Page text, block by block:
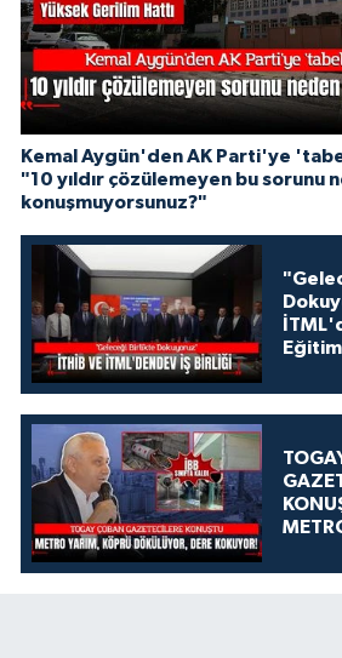
Kemal Aygün'den AK Parti'ye
"10 yıldır çözülemeyen bu sorunu
konuşmuyorsunuz?"